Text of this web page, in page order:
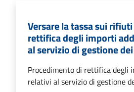
Versare la tassa sui rifiuti
rettifica degli importi
al servizio di gestione
Procedimento di rettifica degli
relativi al servizio di gestione